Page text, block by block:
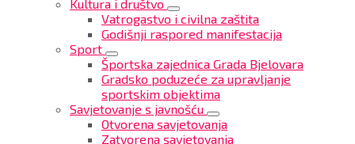
Kultura i društvo
Vatrogastvo i civilna zaštita
Godišnji raspored manifestacija
Sport
Športska zajednica Grada Bjelovara
Gradsko poduzeće za upravljanje
sportskim objektima
Savjetovanje s javnošću
Otvorena savjetovanja
Zatvorena savjetovanja